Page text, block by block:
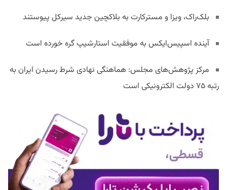
بلک‌راک، ویزا و مسترکارت به بلاکچین جدید سیرکل پیوستند
آینده اسپیس‌ایکس به موفقیت استارشیپ گره خورده است
مرکز پژوهش‌های مجلس: هماهنگی نهادی شرط رسیدن ایران به
رتبه ۷۵ دولت الکترونیکی است